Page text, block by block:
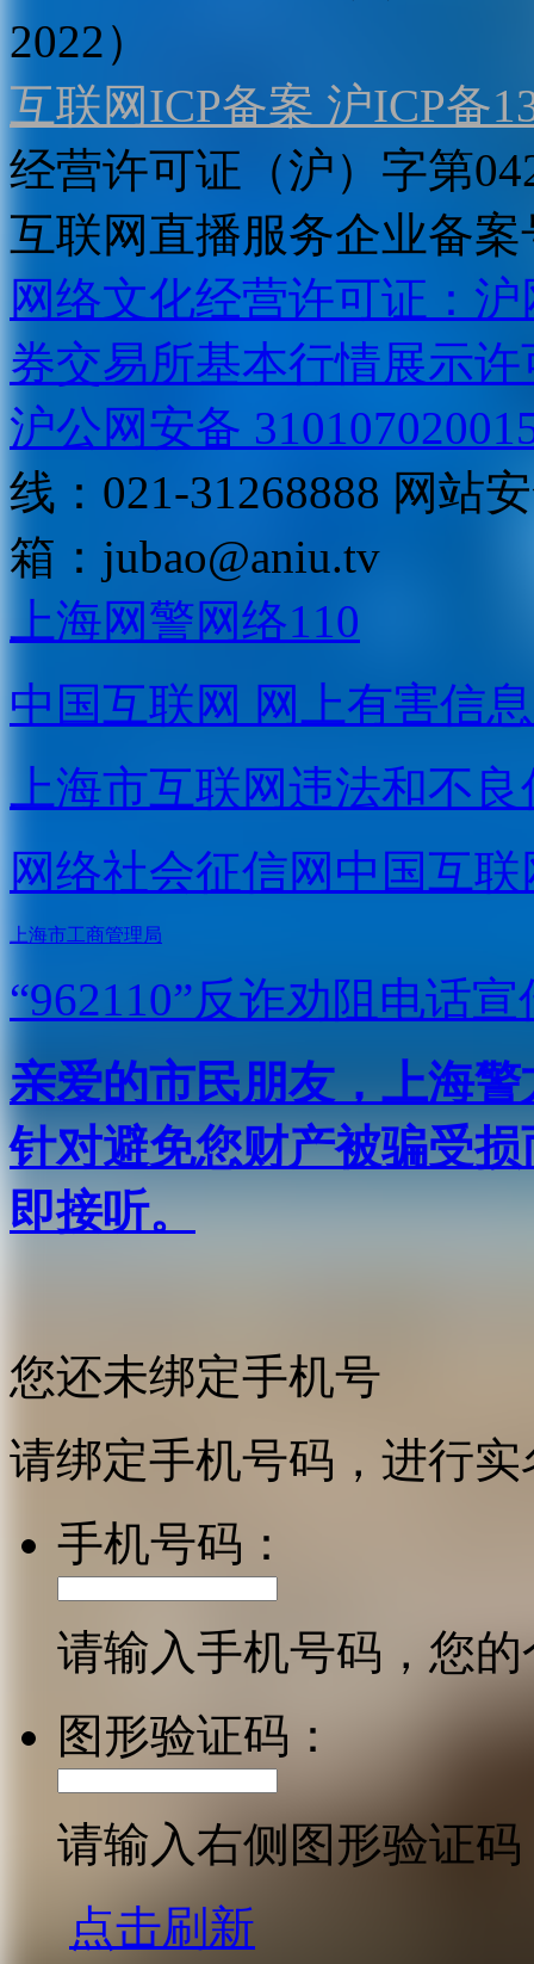
2022）
互联网ICP备案 沪ICP备
经营许可证（沪）字第
互联网直播服务企业备案
网络文化经营许可证：
券交易所基本行情展示许
沪公网安备
线：021-31268888 网站
箱： jubao@aniu.tv
上海网警网络110
中国互联网 网上有害信
上海市互联网违法和不
网络社会征信网 中国互
上海市工商管理局
“962110”反诈劝阻电话宣
亲爱的市民朋友，上海
针对避免您财产被骗受
即接听。
您还未绑定手机号
请绑定手机号码，进行
手机号码：
请输入手机号码，您
图形验证码：
请输入右侧图形验证码
点击刷新